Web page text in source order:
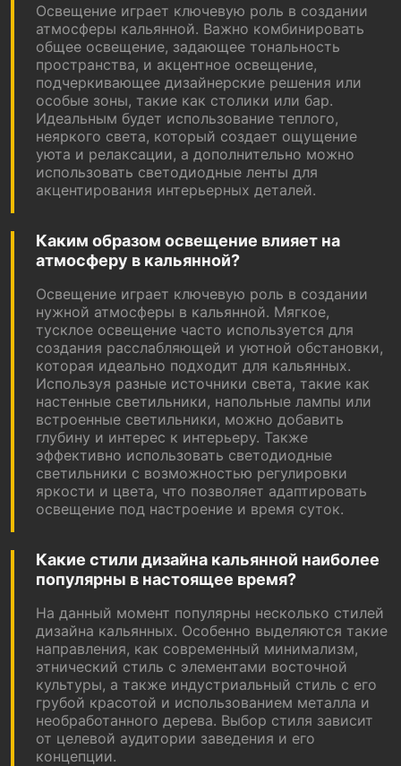
Освещение играет ключевую роль в создании
атмосферы кальянной. Важно комбинировать
общее освещение, задающее тональность
пространства, и акцентное освещение,
подчеркивающее дизайнерские решения или
особые зоны, такие как столики или бар.
Идеальным будет использование теплого,
неяркого света, который создает ощущение
уюта и релаксации, а дополнительно можно
использовать светодиодные ленты для
акцентирования интерьерных деталей.
Каким образом освещение влияет на
атмосферу в кальянной?
Освещение играет ключевую роль в создании
нужной атмосферы в кальянной. Мягкое,
тусклое освещение часто используется для
создания расслабляющей и уютной обстановки,
которая идеально подходит для кальянных.
Используя разные источники света, такие как
настенные светильники, напольные лампы или
встроенные светильники, можно добавить
глубину и интерес к интерьеру. Также
эффективно использовать светодиодные
светильники с возможностью регулировки
яркости и цвета, что позволяет адаптировать
освещение под настроение и время суток.
Какие стили дизайна кальянной наиболее
популярны в настоящее время?
На данный момент популярны несколько стилей
дизайна кальянных. Особенно выделяются такие
направления, как современный минимализм,
этнический стиль с элементами восточной
культуры, а также индустриальный стиль с его
грубой красотой и использованием металла и
необработанного дерева. Выбор стиля зависит
от целевой аудитории заведения и его
концепции.